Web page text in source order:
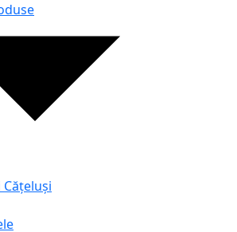
Cățeluși